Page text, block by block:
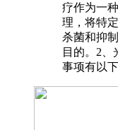
疗作为一
理，将特
杀菌和抑
目的。2
事项有以